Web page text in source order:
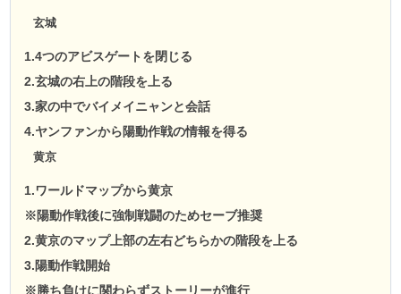
玄城
1.4つのアビスゲートを閉じる
2.玄城の右上の階段を上る
3.家の中でバイメイニャンと会話
4.ヤンファンから陽動作戦の情報を得る
黄京
1.ワールドマップから黄京
※陽動作戦後に強制戦闘のためセーブ推奨
2.黄京のマップ上部の左右どちらかの階段を上る
3.陽動作戦開始
※勝ち負けに関わらずストーリーが進行